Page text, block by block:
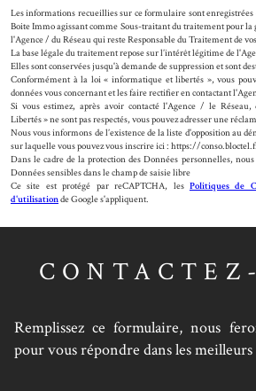
Les informations recueillies sur ce formulaire sont
Boite Immo agissant comme Sous-traitant du traitement pour la
l'Agence / du Réseau qui reste Responsable du Traitement de
La base légale du traitement repose sur l’intérêt légitime de
Elles sont conservées jusqu'à demande de suppression et sont
Conformément à la loi « informatique et libertés », vous
données vous concernant et les faire rectifier en contactant
Si vous estimez, après avoir contacté l'Agence / le
Libertés » ne sont pas respectés, vous pouvez adresser une
Nous vous informons de l’existence de la liste d'opposition au
sur laquelle vous pouvez vous inscrire ici : https://
Dans le cadre de la protection des Données personnelles,
Données sensibles dans le champ de saisie libre
Ce site est protégé par reCAPTCHA, les Politiques de
d'utilisationde Google s'appliquent.
Remplissez ce formulaire, nous
pour vous répondre dans les meilleurs